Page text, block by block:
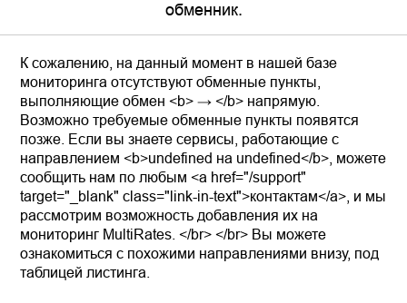
обменник.
К сожалению, на данный момент в нашей базе
мониторинга отсутствуют обменные пункты,
выполняющие обмен <b> → </b> напрямую.
Возможно требуемые обменные пункты появятся
позже. Если вы знаете сервисы, работающие с
направлением <b>undefined на undefined</b>, можете
сообщить нам по любым <a href="/support"
target="_blank" class="link-in-text">контактам</a>, и мы
рассмотрим возможность добавления их на
мониторинг MultiRates. </br> </br> Вы можете
ознакомиться с похожими направлениями внизу, под
таблицей листинга.